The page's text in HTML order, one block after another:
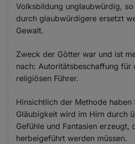
Volksbildung unglaubwürdig, so
durch glaubwürdigere ersetzt
Gewalt.
Zweck der Götter war und ist
nach: Autoritätsbeschaffung für
religiösen Führer.
Hinsichtlich der Methode haben
Gläubigkeit wird im Hirn durch
Gefühle und Fantasien erzeugt,
herbeigeführt werden müssen.